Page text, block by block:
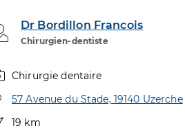
Dr Bordillon Francois
Chirurgien-dentiste
Professionel de santé
Chirurgie dentaire
Adresse
57 Avenue du Stade, 19140 Uzerche
Distance
19 km